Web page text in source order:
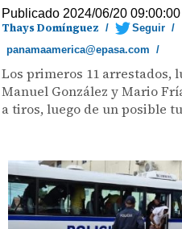
Publicado 2024/06/20 09:00:00
Thays Domínguez / Seguir /
panamaamerica@epasa.com /
Los primeros 11 arrestados,
Manuel González y Mario
a tiros, luego de un posible